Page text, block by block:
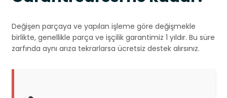
Değişen parçaya ve yapılan işleme göre değişmekle
birlikte, genellikle parça ve işçilik garantimiz 1 yıldır. Bu süre
zarfında aynı arıza tekrarlarsa ücretsiz destek alırsınız.